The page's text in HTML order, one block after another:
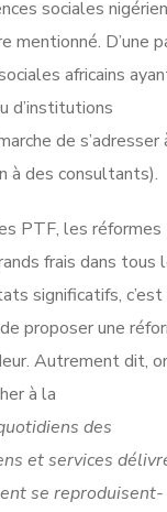
sociales
mentionné. D’une
africains
d’institutions
de s’adresser
à des consultants).
PTF, les réformes
frais dans tous
significatifs, c’est
proposer une
Autrement dit,
à la
des
et services
se reproduisent-